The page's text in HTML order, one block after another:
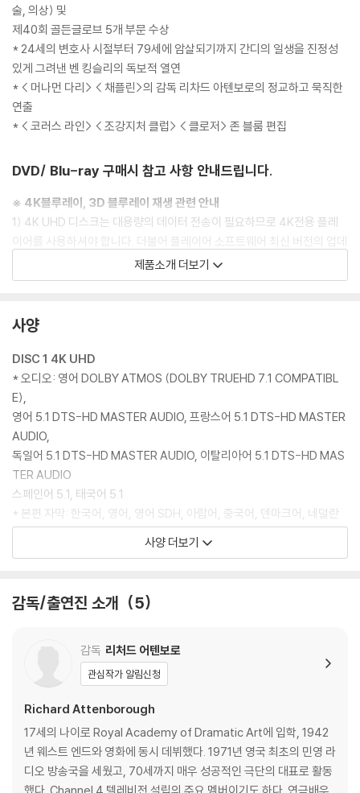
술, 의상) 및
제40회 골든글로브 5개 부문 수상
* 24세의 변호사 시절부터 79세에 암살되기까지 간디의 일생을 진정성
있게 그려낸 벤 킹슬리의 독보적 열연
* < 머나먼 다리> < 채플린>의 감독 리차드 아텐보로의 정교하고 묵직한
연출
* < 코러스 라인> < 조강지처 클럽> < 클로저> 존 블룸 편집
DVD/ Blu-ray 구매시 참고 사항 안내드립니다.
※ 4K블루레이, 3D 블루레이 재생 관련 안내
1) 4K UHD 디스크는 대용량의 데이터 전송이 필요하므로 4K전용 플레
이어를 사용하셔야 합니다. 더불어 플레이어 소프트웨어 최신 버전의 업데
이트, 대용량 케이블 사용이 필수입니다.
2) 3D 블루레이는 전용 플레이어와 3D 지원 TV를 통해서만 재생 가능합
1) 제작/배송 과정에서 경미한 아웃케이스 주름, 모서리 눌림 및 갈라짐이
발생할 수 있습니다. 반품을 원하실 경우 미개봉 상태로 문의 부탁드립니
다.
2) 스틸북 케이스 제작 과정에서 기포 혹은 경미한 인쇄 오류가 발생할 수
있습니다.
3) 렌티큘러 스틸북의 경우, 보호필름이 붙어 판매되기도 합니다. 보호필
름 손상에 의한 교환/반품은 불가합니다.
4) 본품 보호를 위해 노란색의 카톤 박스로 재포장한 경우, 카톤박스 손상
에 의한 교환/반품은 불가합니다.
5) 아웃케이스/구성품/포장 상태 불량에 의한 교환/반품 신청시 불량 확
인을 위해 개봉 시의 동영상을 요청할 수 있으며, 동영상이 없는 경우 교
※ 디스크 재생 불량
가하니 최신 소프트웨어로 업데이트된 DVD/BD 전용 기기에서 재생하실
것을 권유해 드립니다.
2) 정전기와 먼지로 인해 재생이 원활하지 않은 경우가 있습니다. 디스크
를 마른 천으로 닦으시거나, DVD 클리너 등 전용 제품을 이용하면 대부분
해결됩니다.
3) 일부 PC 연결형 ODD의 경우 호환 상의 문제로 정상적인 디스크도 재
생이 불가능한 경우가 있습니다. 독립형 전용 플레이어 사용을 권장드리
며, ODD 사용으로 인한 재생 불량의 경우 교환 시에도 동일한 오류가 발
제품소개 더보기
사양
DISC 1 4K UHD
* 오디오: 영어 DOLBY ATMOS (DOLBY TRUEHD 7.1 COMPATIBL
E),
영어 5.1 DTS-HD MASTER AUDIO, 프랑스어 5.1 DTS-HD MASTER
AUDIO,
독일어 5.1 DTS-HD MASTER AUDIO, 이탈리아어 5.1 DTS-HD MAS
TER AUDIO
스페인어 5.1, 태국어 5.1
* 본편 자막: 한국어, 영어, 영어 SDH, 아랍어, 중국어, 덴마크어, 네덜란
드어, 핀란드어, 프랑스어, 독일어, 이탈리아어, 노르웨이어, 포르투갈어,
스페인어, 스웨덴어, 태국어, 터키어
* 오디오: 영어 DOLBY ATMOS (DOLBY TRUEHD 7.1 COMPATIBL
영어 5.1 DTS-HD MASTER AUDIO, 프랑스어 5.1 DTS-HD MASTER
AUDIO,
독일어 5.1 DTS-HD MASTER AUDIO, 이탈리아어 5.1 DTS-HD MAS
TER AUDIO
스페인어 5.1, 태국어 5.1
* 본편 자막: 한국어, 영어, 영어 SDH, 아랍어, 중국어, 덴마크어, 네덜란
사양 더보기
감독/출연진 소개 5
감독 리처드 어텐보로
관심작가 알림신청
Richard Attenborough
17세의 나이로 Royal Academy of Dramatic Art에 입학, 1942
년 웨스트 엔드와 영화에 동시 데뷔했다. 1971년 영국 최초의 민영 라
디오 방송국을 세웠고, 70세까지 매우 성공적인 극단의 대표로 활동